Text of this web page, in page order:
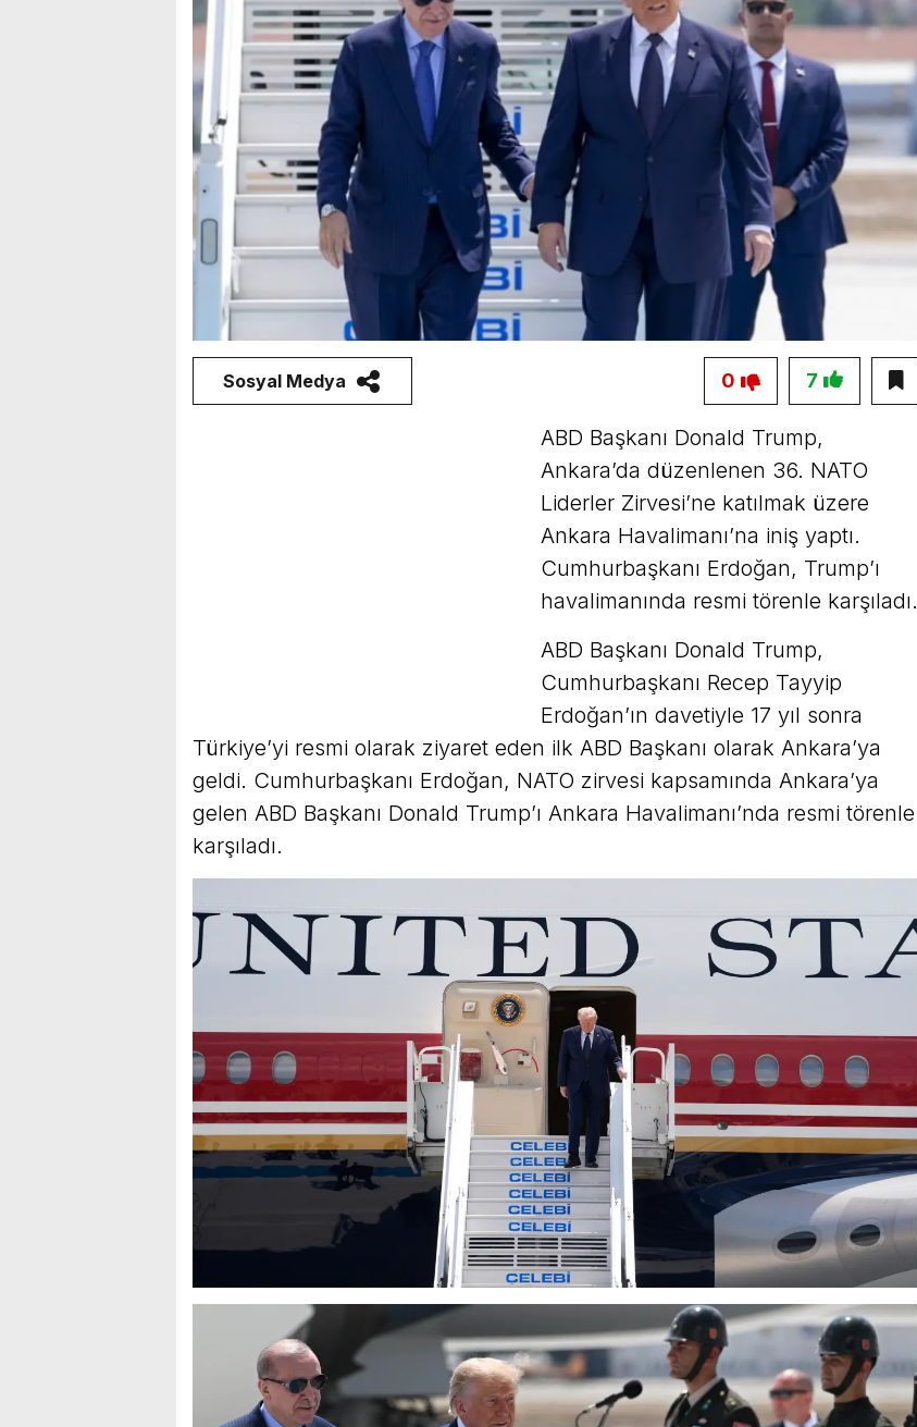
Sosyal Medya 7
0
ABD Başkanı Donald Trump,
Ankara’da düzenlenen 36. NATO
Liderler Zirvesi’ne katılmak üzere
Ankara Havalimanı’na iniş yaptı.
Cumhurbaşkanı Erdoğan, Trump’ı
havalimanında resmi törenle karşıladı.
ABD Başkanı Donald Trump,
Cumhurbaşkanı Recep Tayyip
Erdoğan’ın davetiyle 17 yıl sonra
Türkiye’yi resmi olarak ziyaret eden ilk ABD Başkanı olarak Ankara’ya
geldi. Cumhurbaşkanı Erdoğan, NATO zirvesi kapsamında Ankara’ya
gelen ABD Başkanı Donald Trump’ı Ankara Havalimanı’nda resmi törenle
karşıladı.